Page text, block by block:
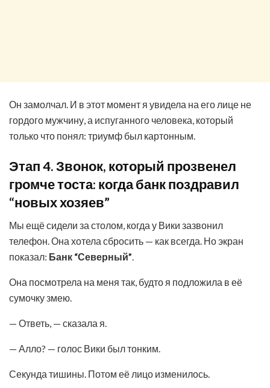
Он замолчал. И в этот момент я увидела на его лице не
гордого мужчину, а испуганного человека, который
только что понял: триумф был картонным.
Этап 4. Звонок, который прозвенел
громче тоста: когда банк поздравил
“новых хозяев”
Мы ещё сидели за столом, когда у Вики зазвонил
телефон. Она хотела сбросить — как всегда. Но экран
показал: Банк “Северный”.
Она посмотрела на меня так, будто я подложила в её
сумочку змею.
— Ответь, — сказала я.
— Алло? — голос Вики был тонким.
Секунда тишины. Потом её лицо изменилось.